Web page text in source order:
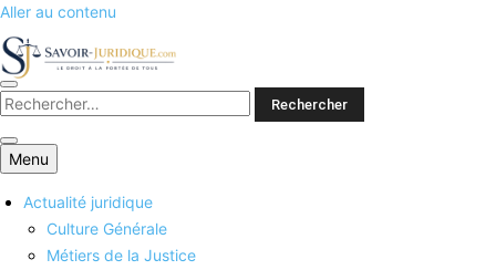
Aller au contenu
Savoirs juridiques
Menu
Actualité juridique
Culture Générale
Métiers de la Justice